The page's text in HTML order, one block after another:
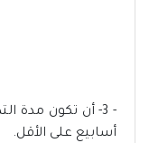
أسابيع على الأقل.